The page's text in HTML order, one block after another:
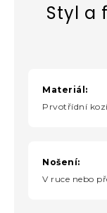
Styl a
Materiál:
Prvotřídní
Nošení:
V ruce nebo